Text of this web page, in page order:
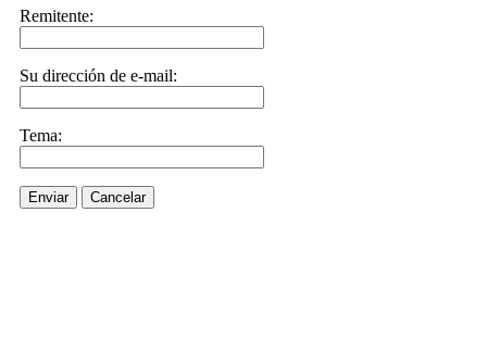
Remitente:
Su dirección de e-mail:
Tema:
Enviar Cancelar